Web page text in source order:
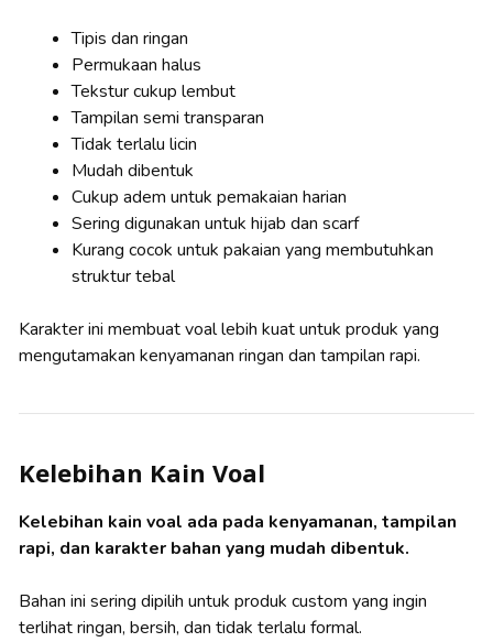
Tipis dan ringan
Permukaan halus
Tekstur cukup lembut
Tampilan semi transparan
Tidak terlalu licin
Mudah dibentuk
Cukup adem untuk pemakaian harian
Sering digunakan untuk hijab dan scarf
Kurang cocok untuk pakaian yang membutuhkan
struktur tebal
Karakter ini membuat voal lebih kuat untuk produk yang
mengutamakan kenyamanan ringan dan tampilan rapi.
Kelebihan Kain Voal
Kelebihan kain voal ada pada kenyamanan, tampilan
rapi, dan karakter bahan yang mudah dibentuk.
Bahan ini sering dipilih untuk produk custom yang ingin
terlihat ringan, bersih, dan tidak terlalu formal.